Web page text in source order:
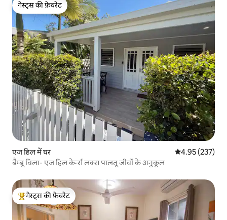
गेस्ट्स की फ़ेवरेट
गेस्ट्स की फ़ेवरेट
एज हिल में घर औसत रेटिंग 5 में से
4.95 (237)
बैम्बू विला- एज हिल केर्न्स लक्स पालतू जीवों के अनुकूल
गेस्ट्स का टॉप फ़ेवरेट
गेस्ट्स की फ़ेवरेट